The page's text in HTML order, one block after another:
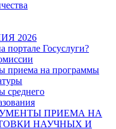
2026
портале Госуслуги?
приема на программы
среднего
ПРИЕМА НА
НАУЧНЫХ И